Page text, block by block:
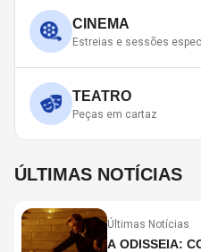
CINEMA
Estreias e sessões
TEATRO
Peças em cartaz
ÚLTIMAS NOTÍCIAS
Últimas Notícias
A ODISSEIA: